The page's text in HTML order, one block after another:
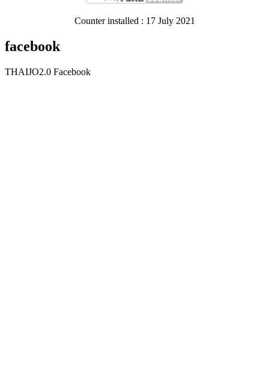
Counter installed : 17 July 2021
facebook
THAIJO2.0 Facebook